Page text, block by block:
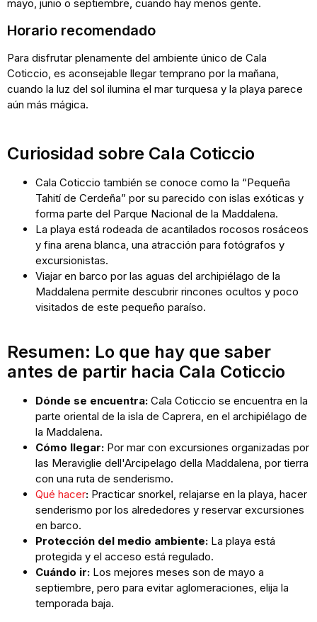
mayo, junio o septiembre, cuando hay menos gente.
Horario recomendado
Para disfrutar plenamente del ambiente único de Cala
Coticcio, es aconsejable llegar temprano por la mañana,
cuando la luz del sol ilumina el mar turquesa y la playa parece
aún más mágica.
Curiosidad sobre Cala Coticcio
Cala Coticcio también se conoce como la “Pequeña
Tahití de Cerdeña” por su parecido con islas exóticas y
forma parte del Parque Nacional de la Maddalena.
La playa está rodeada de acantilados rocosos rosáceos
y fina arena blanca, una atracción para fotógrafos y
excursionistas.
Viajar en barco por las aguas del archipiélago de la
Maddalena permite descubrir rincones ocultos y poco
visitados de este pequeño paraíso.
Resumen: Lo que hay que saber
antes de partir hacia Cala Coticcio
Dónde se encuentra: Cala Coticcio se encuentra en la
parte oriental de la isla de Caprera, en el archipiélago de
la Maddalena.
Cómo llegar: Por mar con excursiones organizadas por
las Meraviglie dell'Arcipelago della Maddalena, por tierra
con una ruta de senderismo.
Qué hacer: Practicar snorkel, relajarse en la playa, hacer
senderismo por los alrededores y reservar excursiones
en barco.
Protección del medio ambiente: La playa está
protegida y el acceso está regulado.
Cuándo ir: Los mejores meses son de mayo a
septiembre, pero para evitar aglomeraciones, elija la
temporada baja.